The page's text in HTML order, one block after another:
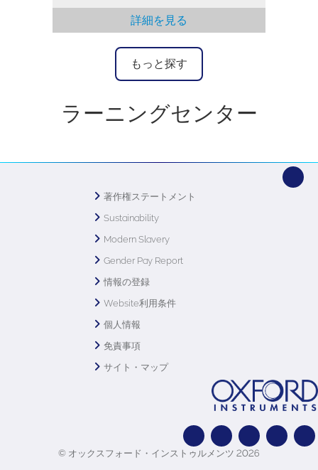
詳細を見る
もっと探す
ラーニングセンター
著作権ステートメント
Sustainability
Modern Slavery
Gender Pay Report
情報の登録
Website利用条件
個人情報
免責事項
サイト・マップ
© オックスフォード・インストゥルメンツ 2026